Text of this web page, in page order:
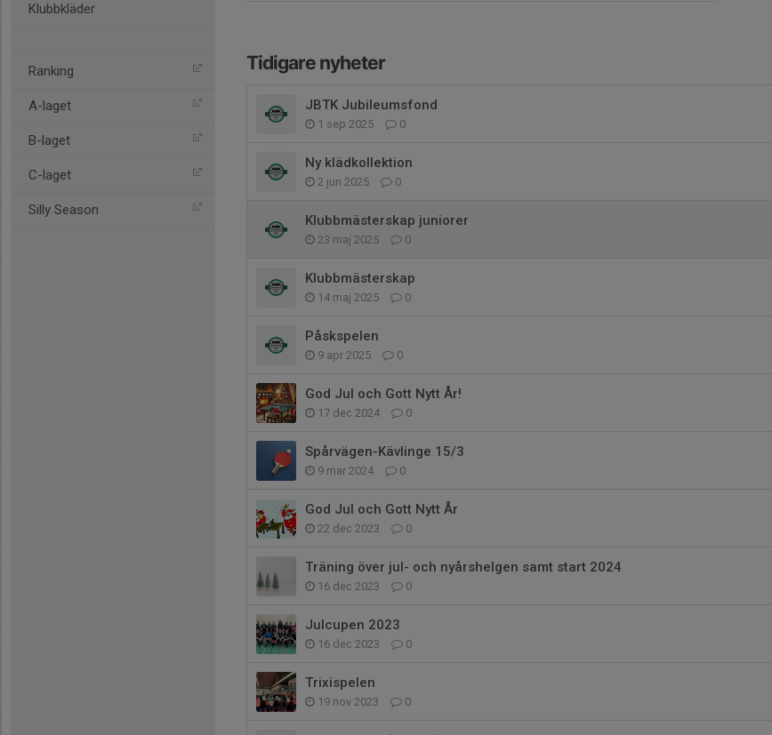
Klubbkläder
Ranking
A-laget
B-laget
C-laget
Silly Season
Tidigare nyheter
JBTK Jubileumsfond
1 sep 2025 0
Ny klädkollektion
2 jun 2025 0
Klubbmästerskap juniorer
23 maj 2025 0
Klubbmästerskap
14 maj 2025 0
Påskspelen
9 apr 2025 0
God Jul och Gott Nytt År!
17 dec 2024 0
Spårvägen-Kävlinge 15/3
9 mar 2024 0
God Jul och Gott Nytt År
22 dec 2023 0
Träning över jul- och nyårshelgen samt start 2024
16 dec 2023 0
Julcupen 2023
16 dec 2023 0
Trixispelen
19 nov 2023 0